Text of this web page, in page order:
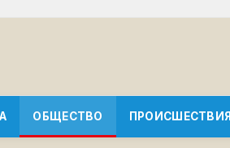
ОБЩЕСТВО ПРОИСШЕСТВИЯ